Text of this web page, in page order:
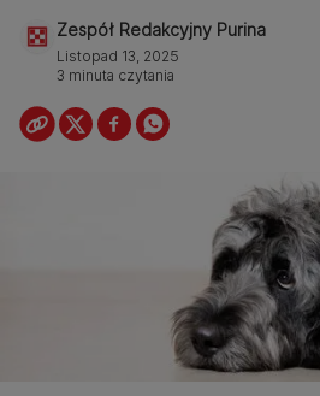
Zespół Redakcyjny Purina
Listopad 13, 2025
3 minuta czytania